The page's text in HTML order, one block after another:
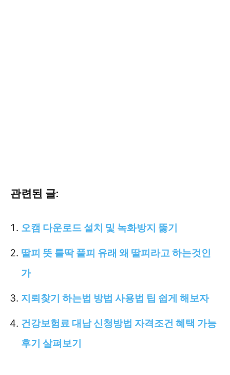
관련된 글:
오캠 다운로드 설치 및 녹화방지 뚫기
딸피 뜻 틀딱 풀피 유래 왜 딸피라고 하는것인
가
지뢰찾기 하는법 방법 사용법 팁 쉽게 해보자
건강보험료 대납 신청방법 자격조건 혜택 가능
후기 살펴보기